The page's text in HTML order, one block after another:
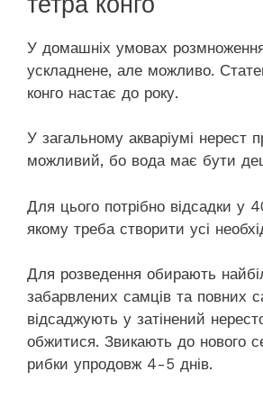
У домашніх умовах
ускладнене, але можливо.
конго настає до року.
У загальному акваріумі нерест
можливий, бо вода має бути
Для цього потрібно відсадки у
якому треба створити усі
Для розведення обирають
забарвлених самців та повних
відсаджують у затінений
обжитися. Звикають до нового
рибки упродовж 4-5 днів.